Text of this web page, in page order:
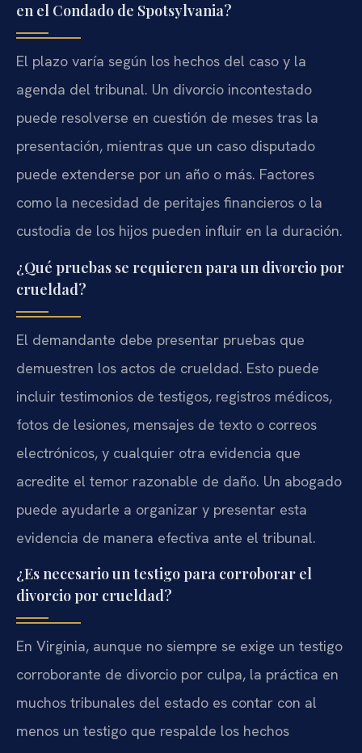
en el Condado de Spotsylvania?
El plazo varía según los hechos del caso y la
agenda del tribunal. Un divorcio incontestado
puede resolverse en cuestión de meses tras la
presentación, mientras que un caso disputado
puede extenderse por un año o más. Factores
como la necesidad de peritajes financieros o la
custodia de los hijos pueden influir en la duración.
¿Qué pruebas se requieren para un divorcio por
crueldad?
El demandante debe presentar pruebas que
demuestren los actos de crueldad. Esto puede
incluir testimonios de testigos, registros médicos,
fotos de lesiones, mensajes de texto o correos
electrónicos, y cualquier otra evidencia que
acredite el temor razonable de daño. Un abogado
puede ayudarle a organizar y presentar esta
evidencia de manera efectiva ante el tribunal.
¿Es necesario un testigo para corroborar el
divorcio por crueldad?
En Virginia, aunque no siempre se exige un testigo
corroborante de divorcio por culpa, la práctica en
muchos tribunales del estado es contar con al
menos un testigo que respalde los hechos